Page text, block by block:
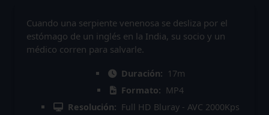
Cuando una serpiente venenosa se desliza por el
estómago de un inglés en la India, su socio y un
médico corren para salvarle.
Duración: 17m
Formato: MP4
Resolución: Full HD Bluray - AVC 2000Kps